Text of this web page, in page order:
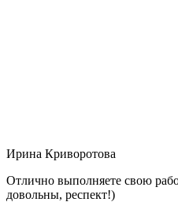
Ирина Криворотова
Отлично выполняете свою
довольны, респект!)